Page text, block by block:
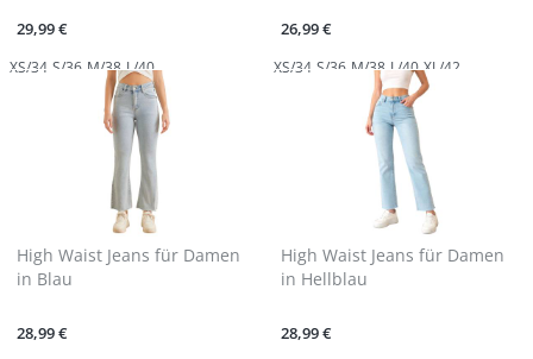
29,99 €
XS/34 S/36 M/38 L/40
26,99 €
XS/34 S/36 M/38 L/40 XL/42
High Waist Jeans für Damen
in Blau
28,99 €
High Waist Jeans für Damen
in Hellblau
28,99 €